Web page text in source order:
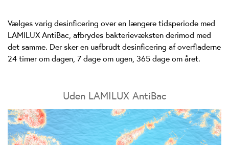
Vælges varig desinficering over en længere tidsperiode med
LAMILUX AntiBac, afbrydes bakterievæksten derimod med
det samme. Der sker en uafbrudt desinficering af overfladerne
24 timer om dagen, 7 dage om ugen, 365 dage om året.
Uden LAMILUX AntiBac